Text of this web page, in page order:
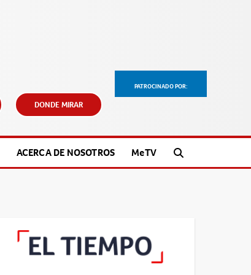
PATROCINADO POR:
DONDE MIRAR
ACERCA DE NOSOTROS MeTV